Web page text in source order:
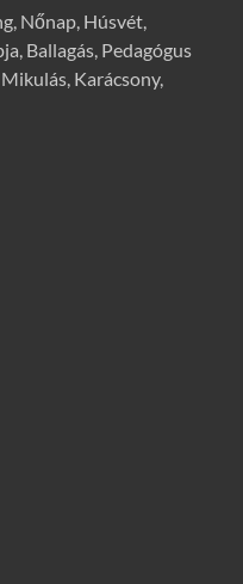
Nőnap, Húsvét,
Ballagás, Pedagógus
Karácsony,